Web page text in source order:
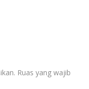
Ruas yang wajib